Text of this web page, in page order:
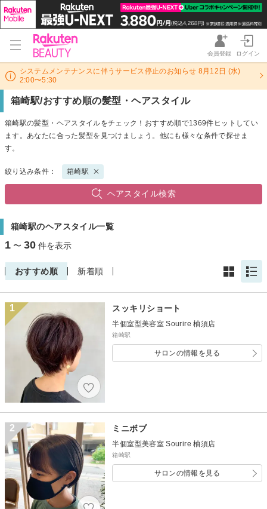
会員登録 ログイン
システムメンテナンスに伴うサービス停止のお知らせ 8月12日 (水)
2:00〜5:30
箱崎駅/おすすめ順の髪型・ヘアスタイル
箱崎駅の髪型・ヘアスタイルをチェック！おすすめ順で1369件ヒットしてい
ます。あなたに合った髪型を見つけましょう。他にも様々な条件で探せま
す。
絞り込み条件： 箱崎駅
ヘアスタイル検索
箱崎駅のヘアスタイル一覧
1 〜 30 件を表示
おすすめ順 新着順
1 スッキリショート
半個室型美容室 Sourire 柚須店
箱崎駅
サロンの情報を見る
2 ミニボブ
半個室型美容室 Sourire 柚須店
箱崎駅
サロンの情報を見る